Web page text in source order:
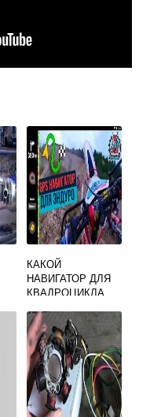
КАКОЙ
НАВИГАТОР ДЛЯ
КВАДРОЦИКЛА